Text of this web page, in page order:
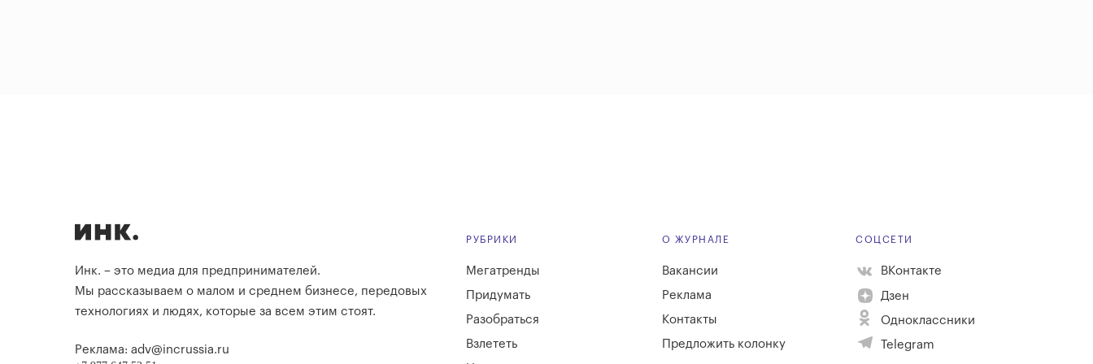
Инк. – это медиа для предпринимателей.
Мы рассказываем о малом и среднем бизнесе, передовых
технологиях и людях, которые за всем этим стоят.
Реклама: adv@incrussia.ru
РУБРИКИ
Мегатренды
Придумать
Разобраться
Взлететь
О ЖУРНАЛЕ
Вакансии
Реклама
Контакты
Предложить колонку
СОЦСЕТИ
ВКонтакте
Дзен
Одноклассники
Telegram